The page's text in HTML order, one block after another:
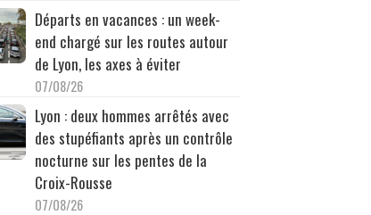
Départs en vacances : un week-
end chargé sur les routes autour
de Lyon, les axes à éviter
07/08/26
Lyon : deux hommes arrêtés avec
des stupéfiants après un contrôle
nocturne sur les pentes de la
Croix-Rousse
07/08/26